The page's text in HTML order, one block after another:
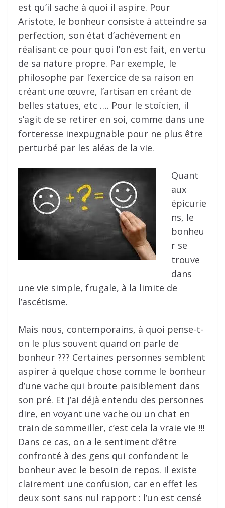
est qu’il sache à quoi il aspire. Pour
Aristote, le bonheur consiste à atteindre sa
perfection, son état d’achèvement en
réalisant ce pour quoi l’on est fait, en vertu
de sa nature propre. Par exemple, le
philosophe par l’exercice de sa raison en
créant une œuvre, l’artisan en créant de
belles statues, etc …. Pour le stoïcien, il
s’agit de se retirer en soi, comme dans une
forteresse inexpugnable pour ne plus être
perturbé par les aléas de la vie.
Quant
aux
épicurie
ns, le
bonheu
r se
trouve
dans
une vie simple, frugale, à la limite de
l’ascétisme.
Mais nous, contemporains, à quoi pense-t-
on le plus souvent quand on parle de
bonheur ??? Certaines personnes semblent
aspirer à quelque chose comme le bonheur
d’une vache qui broute paisiblement dans
son pré. Et j’ai déjà entendu des personnes
dire, en voyant une vache ou un chat en
train de sommeiller, c’est cela la vraie vie !!!
Dans ce cas, on a le sentiment d’être
confronté à des gens qui confondent le
bonheur avec le besoin de repos. Il existe
clairement une confusion, car en effet les
deux sont sans nul rapport : l’un est censé